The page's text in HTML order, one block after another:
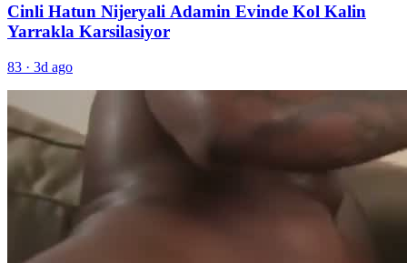
Cinli Hatun Nijeryali Adamin Evinde Kol Kalin
Yarrakla Karsilasiyor
83 · 3d ago